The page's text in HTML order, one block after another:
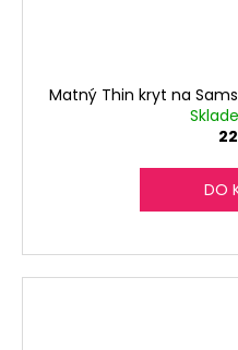
Matný Thin kryt na
DO